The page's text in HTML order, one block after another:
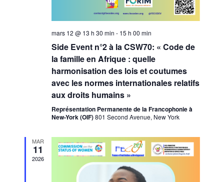
mars 12 @ 13 h 30 min - 15 h 00 min
Side Event n°2 à la CSW70: « Code de
la famille en Afrique : quelle
harmonisation des lois et coutumes
avec les normes internationales relatifs
aux droits humains »
Représentation Permanente de la Francophonie à
New-York (OIF)801 Second Avenue, New York
MAR
11
2026